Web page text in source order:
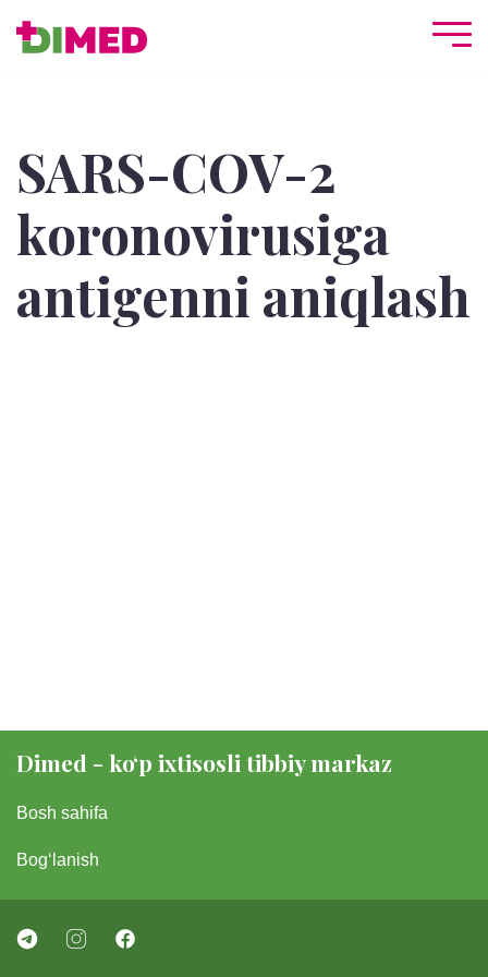
SARS-COV-2
koronovirusiga
antigenni aniqlash
Dimed - koʻp ixtisosli tibbiy markaz
Bosh sahifa
Bogʻlanish